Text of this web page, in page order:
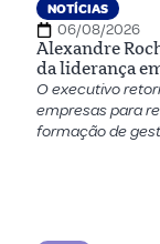
NOTÍCIAS
06/08/2026
Alexandre
da liderança
O executivo
empresas para
formação de